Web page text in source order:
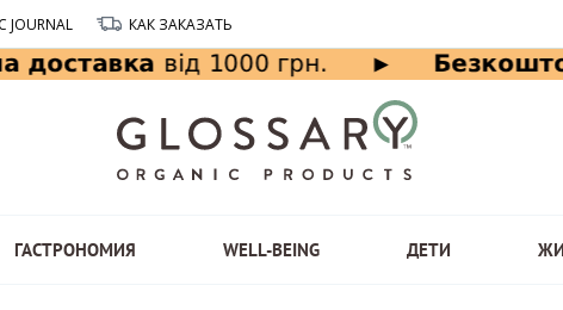
JOURNAL КАК ЗАКАЗАТЬ
ГАСТРОНОМИЯ WELL-BEING ДЕТИ